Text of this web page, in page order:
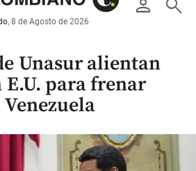
person search
, 8 de Agosto de 2026
Unasur alientan
para frenar